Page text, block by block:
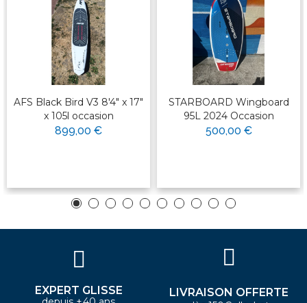
AFS Black Bird V3 8'4" x 17"
x 105l occasion
899,00 €
STARBOARD Wingboard
95L 2024 Occasion
500,00 €
EXPERT GLISSE LIVRAISON OFFERTE